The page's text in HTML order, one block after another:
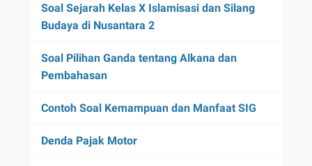
Soal Sejarah Kelas X Islamisasi dan Silang
Budaya di Nusantara 2
Soal Pilihan Ganda tentang Alkana dan
Pembahasan
Contoh Soal Kemampuan dan Manfaat SIG
Denda Pajak Motor